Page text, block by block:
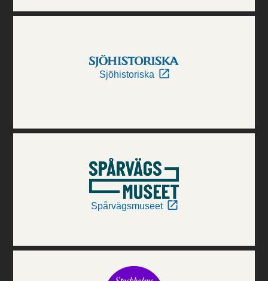
Sjöhistoriska
Spårvägsmuseet